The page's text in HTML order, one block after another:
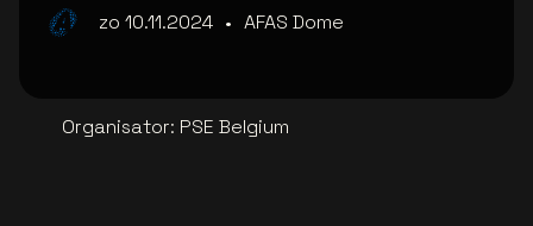
zo 10.11.2024 • AFAS Dome
Organisator: PSE Belgium